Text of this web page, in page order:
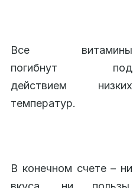
Все витамины
погибнут под
действием низких
температур.
В конечном счете – ни